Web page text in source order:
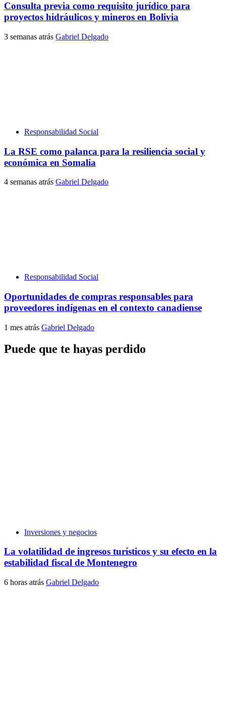
Consulta previa como requisito jurídico para
proyectos hidráulicos y mineros en Bolivia
3 semanas atrás Gabriel Delgado
Responsabilidad Social
La RSE como palanca para la resiliencia social y
económica en Somalia
4 semanas atrás Gabriel Delgado
Responsabilidad Social
Oportunidades de compras responsables para
proveedores indígenas en el contexto canadiense
1 mes atrás Gabriel Delgado
Puede que te hayas perdido
Inversiones y negocios
La volatilidad de ingresos turísticos y su efecto en la
estabilidad fiscal de Montenegro
6 horas atrás Gabriel Delgado